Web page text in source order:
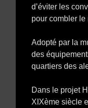
d’éviter les
pour combler le
Adopté par la
des
quartiers des
Dans le projet
XIXème siècle